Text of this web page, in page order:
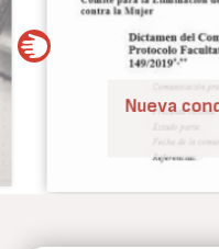
Nueva condena